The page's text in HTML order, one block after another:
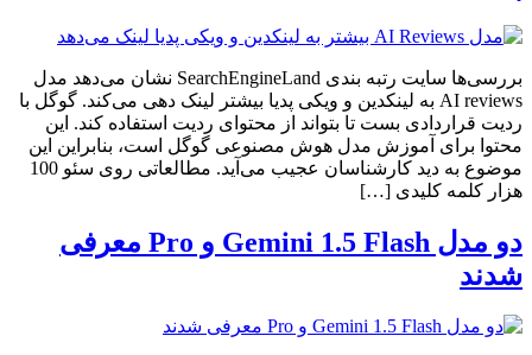
بررسی‌ها سایت رتبه بندی SearchEngineLand نشان می‌دهد مدل
AI reviews به لینکدین و ویکی پدیا بیشتر لینک دهی می‌کند. گوگل با
ردیت قراردادی بست تا بتواند از محتوای ردیت استفاده کند. این
محتوا برای آموزش مدل هوش مصنوعی گوگل است، بنابراین این
موضوع به دید کارشناسان عجیب می‌آید. مطالعاتی روی سئو 100
هزار کلمه کلیدی […]
دو مدل Gemini 1.5 Flash و Pro معرفی
شدند